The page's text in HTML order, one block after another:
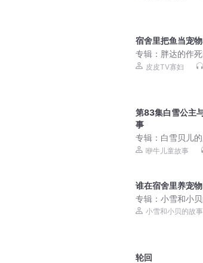
宿舍里把鱼当宠
专辑： 胖达的作
皮皮TV寡妇
第83集白雪公主
事
专辑： 白雪贝儿
丨童话故事丨成
咿牛儿童故事
谁在宿舍里养宠
专辑： 小雪和小
小雪和小贝的故事
轮回